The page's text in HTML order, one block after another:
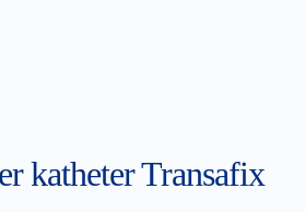
katheter Transafix